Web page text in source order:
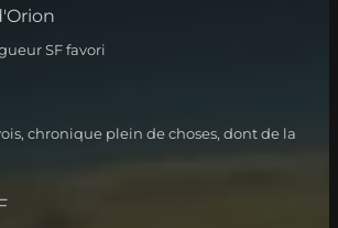
SF favori
chronique plein de choses, dont de la